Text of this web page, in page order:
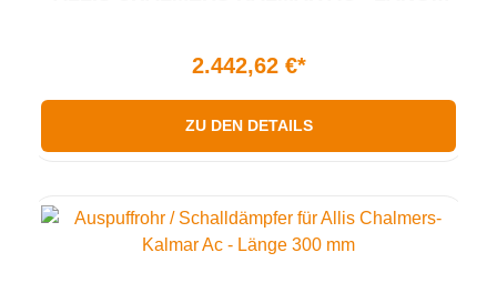
2.442,62 €*
ZU DEN DETAILS